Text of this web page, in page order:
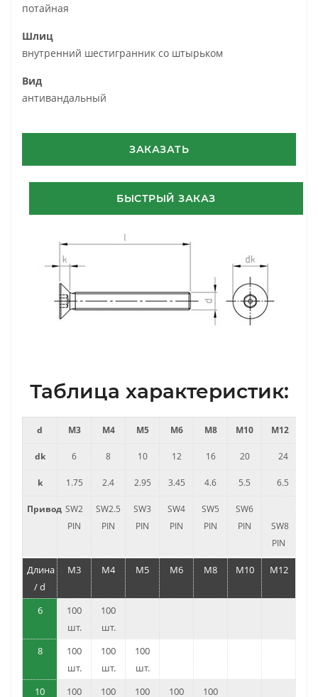
потайная
Шлиц
внутренний шестигранник со штырьком
Вид
антивандальный
ЗАКАЗАТЬ
БЫСТРЫЙ ЗАКАЗ
Таблица характеристик:
d M3 M4 M5 M6 M8 M10 M12
dk 6 8 10 12 16 20 24
k 1.75 2.4 2.95 3.45 4.6 5.5 6.5
Привод SW2
PIN
SW2.5
PIN
SW3
PIN
SW4
PIN
SW5
PIN
SW6
PIN
SW8
PIN
Длина
/ d
M3 M4 M5 M6 M8 M10 M12
6
100
шт.
100
шт.
8
100
шт.
100
шт.
100
шт.
10
100 100 100 100 100